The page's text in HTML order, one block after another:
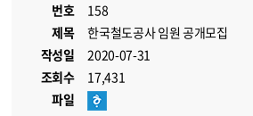
번호
158
제목
한국철도공사 임원 공개모집
작성일
2020-07-31
조회수
17,431
파일